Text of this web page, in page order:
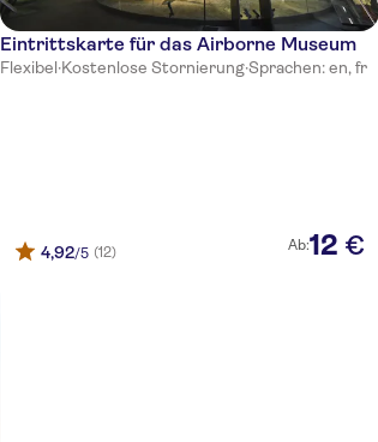
Eintrittskarte für das Airborne Museum
Flexibel·Kostenlose Stornierung·Sprachen: en, fr
4,92/5 (12) Ab:12 €